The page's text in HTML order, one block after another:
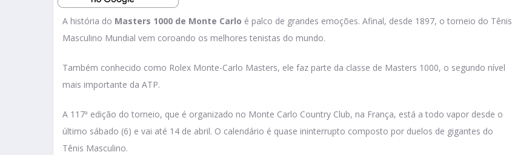
A história do Masters 1000 de Monte Carlo é palco de grandes emoções. Afinal, desde 1897, o torneio do Tênis
Masculino Mundial vem coroando os melhores tenistas do mundo.
Também conhecido como Rolex Monte-Carlo Masters, ele faz parte da classe de Masters 1000, o segundo nível
mais importante da ATP.
A 117ª edição do torneio, que é organizado no Monte Carlo Country Club, na França, está a todo vapor desde o
último sábado (6) e vai até 14 de abril. O calendário é quase ininterrupto composto por duelos de gigantes do
Tênis Masculino.